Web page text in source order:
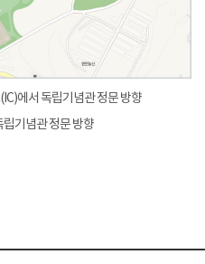
에서 독립기념관 정문 방향
기념관 정문 방향